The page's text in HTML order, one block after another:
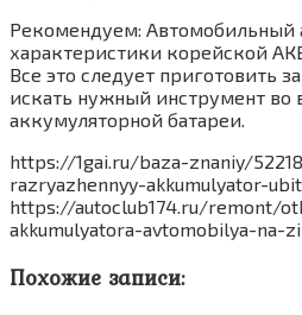
Рекомендуем: Автомобильный
характеристики корейской
Все это следует приготовить
искать нужный инструмент во
аккумуляторной батареи.
https://1gai.ru/baza-znaniy/
razryazhennyy-akkumulyator-
https://autoclub174.ru/remont/
akkumulyatora-avtomobilya-na-
Похожие записи: